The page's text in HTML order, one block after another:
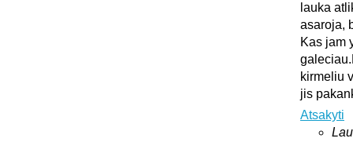
lauka
asaroja,
Kas jam
kirmeliu
jis
Atsakyti